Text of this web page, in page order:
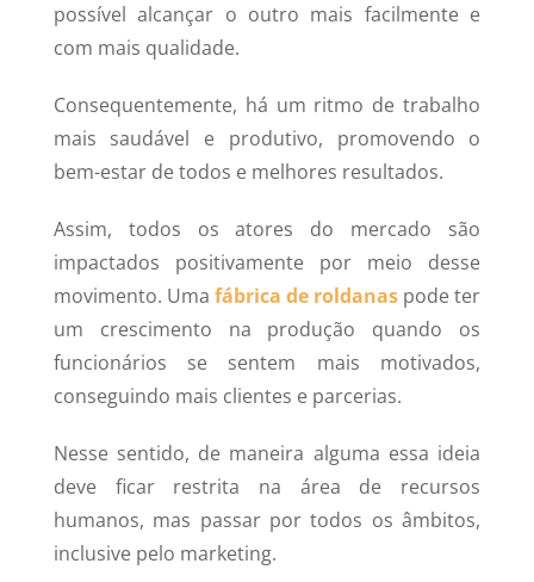
possível alcançar o outro mais facilmente e
com mais qualidade.
Consequentemente, há um ritmo de trabalho
mais saudável e produtivo, promovendo o
bem-estar de todos e melhores resultados.
Assim, todos os atores do mercado são
impactados positivamente por meio desse
movimento. Uma fábrica de roldanas pode ter
um crescimento na produção quando os
funcionários se sentem mais motivados,
conseguindo mais clientes e parcerias.
Nesse sentido, de maneira alguma essa ideia
deve ficar restrita na área de recursos
humanos, mas passar por todos os âmbitos,
inclusive pelo marketing.